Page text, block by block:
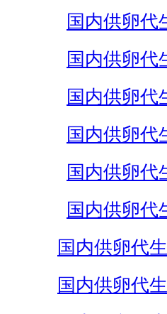
国内供卵代
国内供卵代
国内供卵代
国内供卵代
国内供卵代
国内供卵代
国内供卵代
国内供卵代